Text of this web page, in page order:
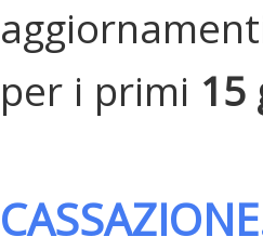
per i primi 15